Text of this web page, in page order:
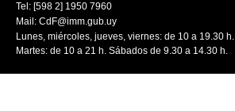
Tel: [598 2] 1950 7960
Mail: CdF@imm.gub.uy
Lunes, miércoles, jueves, viernes: de 10 a 19.30 h.
Martes: de 10 a 21 h. Sábados de 9.30 a 14.30 h.